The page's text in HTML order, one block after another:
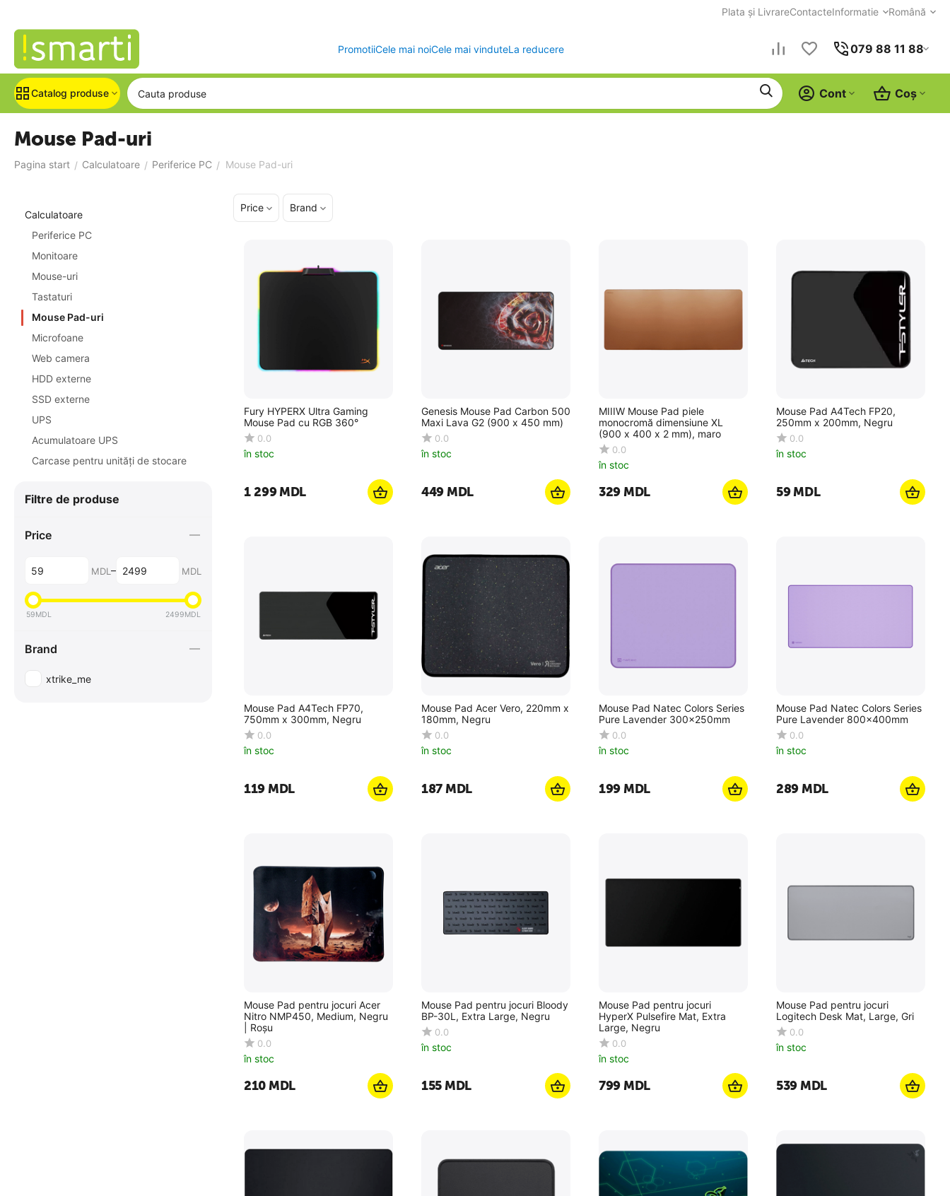
Plata și LivrareContacteInformatie Română
PromotiiCele mai noiCele mai vinduteLa reducere 079 88 11 88
Catalog produse Coș
Cont
Mouse Pad-uri
Pagina start / Calculatoare / Periferice PC / Mouse Pad-uri
Price Brand
Fury HYPERX Ultra Gaming
Mouse Pad cu RGB 360°
0.0
în stoc
1 299MDL
Genesis Mouse Pad Carbon 500
Maxi Lava G2 (900 x 450 mm)
0.0
în stoc
‍449‍MDL
MIIIW Mouse Pad piele
monocromă dimensiune XL
(900 x 400 x 2 mm), maro
0.0
în stoc
‍329‍MDL
Mouse Pad A4Tech FP20,
250mm x 200mm, Negru
0.0
în stoc
‍59‍MDL
Mouse Pad A4Tech FP70,
750mm x 300mm, Negru
0.0
în stoc
‍119‍MDL
Mouse Pad Acer Vero, 220mm x
180mm, Negru
0.0
în stoc
‍187‍MDL
Mouse Pad Natec Colors Series
Pure Lavender 300x250mm
0.0
în stoc
‍199‍MDL
Mouse Pad Natec Colors Series
Pure Lavender 800x400mm
0.0
în stoc
‍289‍MDL
Mouse Pad pentru jocuri Acer
Nitro NMP450, Medium, Negru
| Roșu
0.0
în stoc
‍210‍MDL
Mouse Pad pentru jocuri Bloody
BP-30L, Extra Large, Negru
0.0
în stoc
‍155‍MDL
Mouse Pad pentru jocuri
HyperX Pulsefire Mat, Extra
Large, Negru
0.0
în stoc
‍799‍MDL
Mouse Pad pentru jocuri
Logitech Desk Mat, Large, Gri
0.0
în stoc
‍539‍MDL
Calculatoare
Periferice PC
Monitoare
Mouse-uri
Tastaturi
Mouse Pad-uri
Microfoane
Web camera
HDD externe
SSD externe
UPS
Acumulatoare UPS
Carcase pentru unități de stocare
Filtre de produse
Price
MDL – MDL
59MDL 2499MDL
Brand
xtrike_me